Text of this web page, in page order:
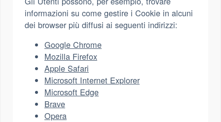
informazioni su come gestire i Cookie in alcuni
dei browser più diffusi ai seguenti indirizzi:
Google Chrome
Mozilla Firefox
Apple Safari
Microsoft Internet Explorer
Microsoft Edge
Brave
Opera